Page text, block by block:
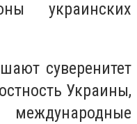
украинских
суверенитет
Украины,